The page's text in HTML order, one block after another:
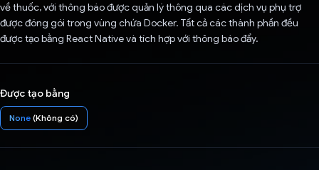
về thuốc, với thông báo được quản lý thông qua các dịch vụ phụ trợ
được đóng gói trong vùng chứa Docker. Tất cả các thành phần đều
được tạo bằng React Native và tích hợp với thông báo đẩy.
Được tạo bằng
None (Không có)